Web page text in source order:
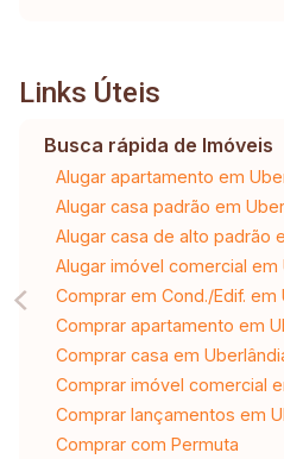
Links Úteis
Busca rápida de Imóveis
Alugar apartamento em
Alugar casa padrão em
Alugar casa de alto padrão
Alugar imóvel comercial em
Comprar em Cond./Edif. em
Comprar apartamento em
Comprar casa em
Comprar imóvel comercial
Comprar lançamentos em
Comprar com Permuta